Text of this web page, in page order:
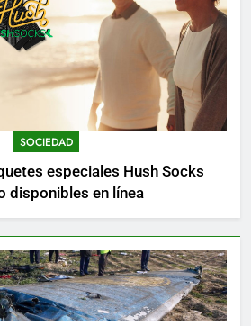
SOCIEDAD
especiales Hush Socks
disponibles en línea